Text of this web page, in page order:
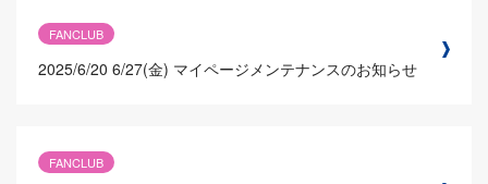
FANCLUB
2025/6/20 6/27(金) マイページメンテナンスのお知らせ
FANCLUB